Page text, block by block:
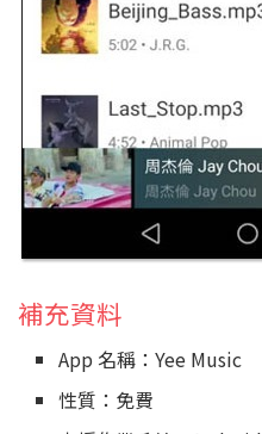
補充資料
App 名稱：Yee Music
性質：免費